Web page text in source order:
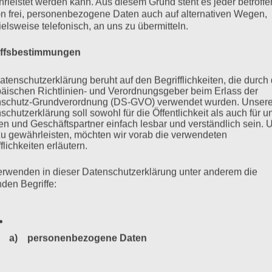
Auschwitz-Prozess in Lüneburg „Erinnerungen –
2015, 19.30 Uhr, im Hörsaal des FB Sozialökonomie
9 [Campus], 20146 Hamburg. Mit Unterstützung durch
die Kulturbehörde Hamburg. Bei Bedarf wird in Deutsche
mehr ...
der Sinti und Roma in der
frei, personenbezogene Daten auch auf alternativen Wegen,
telefonisch, an uns zu übermitteln.
beruht auf den Begrifflichkeiten, die durch
Richtlinien- und Verordnungsgeber beim Erlass der
Grundverordnung (DS-GVO) verwendet wurden. Unsere
soll sowohl für die Öffentlichkeit als auch für
und Geschäftspartner einfach lesbar und verständlich sein.
gewährleisten, möchten wir vorab die verwendeten
erläutern.
in dieser Datenschutzerklärung unter anderem die
Begriffe:
a) personenbezogene Daten